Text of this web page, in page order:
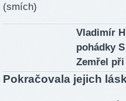
(smích)
Vladimír
pohádky
Zemřel
Pokračovala jejich